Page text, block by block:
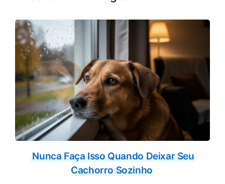
Nunca Faça Isso Quando Deixar Seu
Cachorro Sozinho